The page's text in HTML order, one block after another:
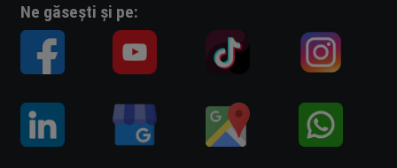
Ne găsești și pe: